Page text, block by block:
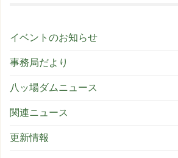
イベントのお知らせ
事務局だより
八ッ場ダムニュース
関連ニュース
更新情報